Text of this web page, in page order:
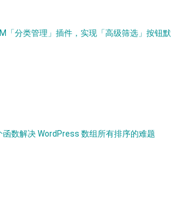
「分类管理」插件，实现「高级筛选」按钮默
数解决 WordPress 数组所有排序的难题